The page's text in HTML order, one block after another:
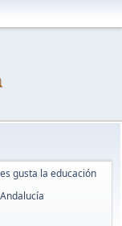
gusta la educación